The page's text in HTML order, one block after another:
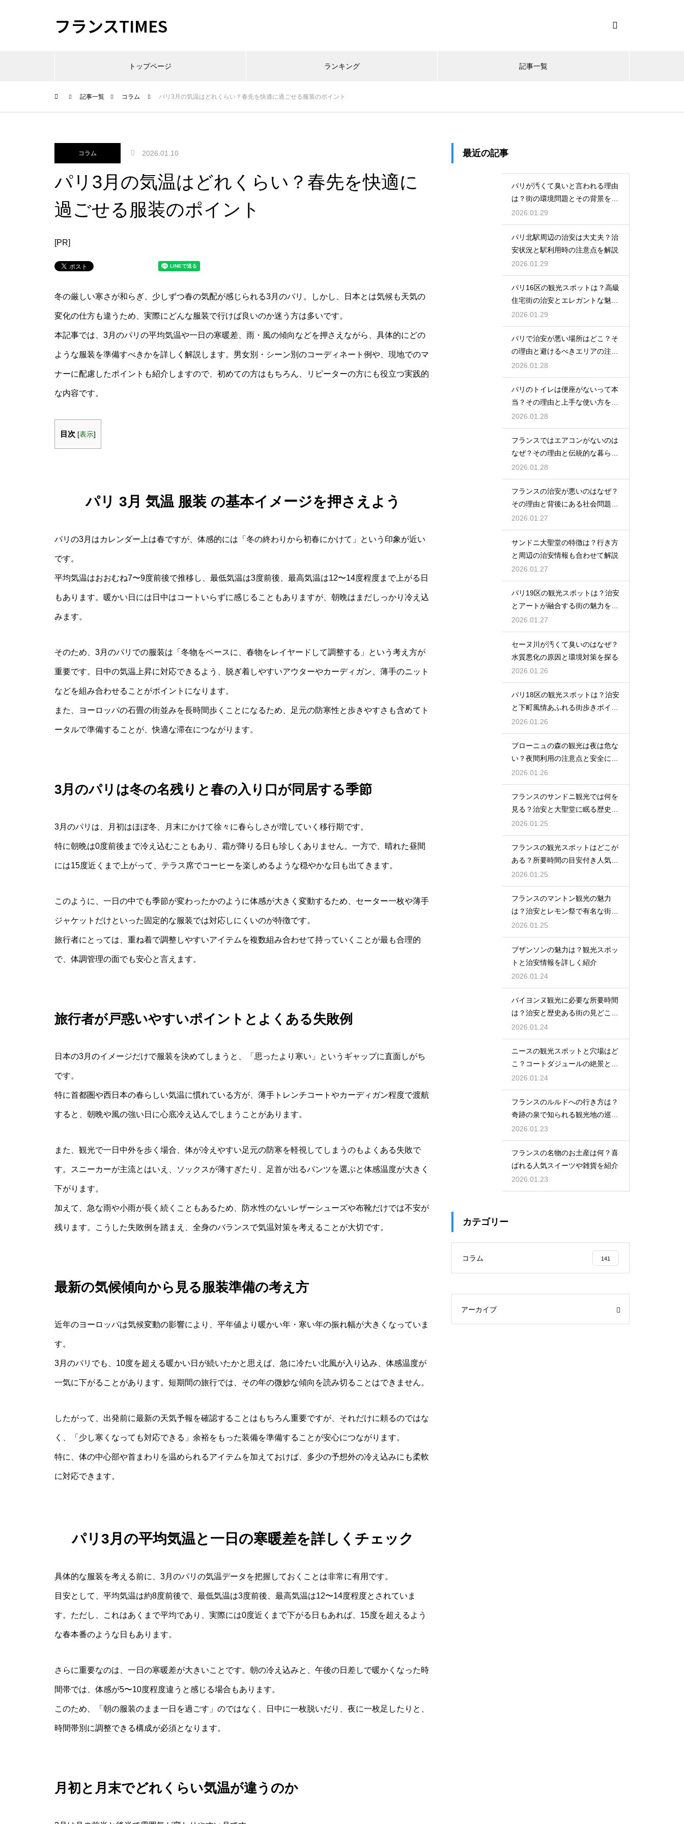
フランスTIMES
トップページ ランキング 記事一覧
記事一覧 コラム パリ3月の気温はどれくらい？春先を快適に過ごせる服装のポイント
コラム 2026.01.10
パリ3月の気温はどれくらい？春先を快適に
過ごせる服装のポイント
[PR]
冬の厳しい寒さが和らぎ、少しずつ春の気配が感じられる3月のパリ。しかし、日本とは気候も天気の
変化の仕方も違うため、実際にどんな服装で行けば良いのか迷う方は多いです。
本記事では、3月のパリの平均気温や一日の寒暖差、雨・風の傾向などを押さえながら、具体的にどの
ような服装を準備すべきかを詳しく解説します。男女別・シーン別のコーディネート例や、現地でのマ
ナーに配慮したポイントも紹介しますので、初めての方はもちろん、リピーターの方にも役立つ実践的
な内容です。
目次 [表示]
パリ 3月 気温 服装 の基本イメージを押さえよう
パリの3月はカレンダー上は春ですが、体感的には「冬の終わりから初春にかけて」という印象が近い
です。
平均気温はおおむね7〜9度前後で推移し、最低気温は3度前後、最高気温は12〜14度程度まで上がる日
もあります。暖かい日には日中はコートいらずに感じることもありますが、朝晩はまだしっかり冷え込
みます。
そのため、3月のパリでの服装は「冬物をベースに、春物をレイヤードして調整する」という考え方が
重要です。日中の気温上昇に対応できるよう、脱ぎ着しやすいアウターやカーディガン、薄手のニット
などを組み合わせることがポイントになります。
また、ヨーロッパの石畳の街並みを長時間歩くことになるため、足元の防寒性と歩きやすさも含めてト
ータルで準備することが、快適な滞在につながります。
3月のパリは冬の名残りと春の入り口が同居する季節
3月のパリは、月初はほぼ冬、月末にかけて徐々に春らしさが増していく移行期です。
特に朝晩は0度前後まで冷え込むこともあり、霜が降りる日も珍しくありません。一方で、晴れた昼間
には15度近くまで上がって、テラス席でコーヒーを楽しめるような穏やかな日も出てきます。
このように、一日の中でも季節が変わったかのように体感が大きく変動するため、セーター一枚や薄手
ジャケットだけといった固定的な服装では対応しにくいのが特徴です。
旅行者にとっては、重ね着で調整しやすいアイテムを複数組み合わせて持っていくことが最も合理的
で、体調管理の面でも安心と言えます。
旅行者が戸惑いやすいポイントとよくある失敗例
日本の3月のイメージだけで服装を決めてしまうと、「思ったより寒い」というギャップに直面しがち
です。
特に首都圏や西日本の春らしい気温に慣れている方が、薄手トレンチコートやカーディガン程度で渡航
すると、朝晩や風の強い日に心底冷え込んでしまうことがあります。
また、観光で一日中外を歩く場合、体が冷えやすい足元の防寒を軽視してしまうのもよくある失敗で
す。スニーカーが主流とはいえ、ソックスが薄すぎたり、足首が出るパンツを選ぶと体感温度が大きく
下がります。
加えて、急な雨や小雨が長く続くこともあるため、防水性のないレザーシューズや布靴だけでは不安が
残ります。こうした失敗例を踏まえ、全身のバランスで気温対策を考えることが大切です。
最新の気候傾向から見る服装準備の考え方
近年のヨーロッパは気候変動の影響により、平年値より暖かい年・寒い年の振れ幅が大きくなっていま
す。
3月のパリでも、10度を超える暖かい日が続いたかと思えば、急に冷たい北風が入り込み、体感温度が
一気に下がることがあります。短期間の旅行では、その年の微妙な傾向を読み切ることはできません。
したがって、出発前に最新の天気予報を確認することはもちろん重要ですが、それだけに頼るのではな
く、「少し寒くなっても対応できる」余裕をもった装備を準備することが安心につながります。
特に、体の中心部や首まわりを温められるアイテムを加えておけば、多少の予想外の冷え込みにも柔軟
に対応できます。
パリ3月の平均気温と一日の寒暖差を詳しくチェック
具体的な服装を考える前に、3月のパリの気温データを把握しておくことは非常に有用です。
目安として、平均気温は約8度前後で、最低気温は3度前後、最高気温は12〜14度程度とされていま
す。ただし、これはあくまで平均であり、実際には0度近くまで下がる日もあれば、15度を超えるよう
な春本番のような日もあります。
さらに重要なのは、一日の寒暖差が大きいことです。朝の冷え込みと、午後の日差しで暖かくなった時
間帯では、体感が5〜10度程度違うと感じる場合もあります。
このため、「朝の服装のまま一日を過ごす」のではなく、日中に一枚脱いだり、夜に一枚足したりと、
時間帯別に調整できる構成が必須となります。
月初と月末でどれくらい気温が違うのか
最近の記事
パリが汚くて臭いと言われる理由
は？街の環境問題とその背景を解
説
2026.01.29
パリ北駅周辺の治安は大丈夫？治
安状況と駅利用時の注意点を解説
2026.01.29
パリ16区の観光スポットは？高級
住宅街の治安とエレガントな魅力
を紹介
2026.01.29
パリで治安が悪い場所はどこ？そ
の理由と避けるべきエリアの注意
点
2026.01.28
パリのトイレは便座がないって本
当？その理由と上手な使い方を解
説
2026.01.28
フランスではエアコンがないのは
なぜ？その理由と伝統的な暮らし
の工夫を解説
2026.01.28
フランスの治安が悪いのはなぜ？
その理由と背後にある社会問題を
解説
2026.01.27
サンドニ大聖堂の特徴は？行き方
と周辺の治安情報も合わせて解説
2026.01.27
パリ19区の観光スポットは？治安
とアートが融合する街の魅力を紹
介
2026.01.27
セーヌ川が汚くて臭いのはなぜ？
水質悪化の原因と環境対策を探る
2026.01.26
パリ18区の観光スポットは？治安
と下町風情あふれる街歩きポイン
ト
2026.01.26
ブローニュの森の観光は夜は危な
い？夜間利用の注意点と安全に楽
しむ方法
2026.01.26
フランスのサンドニ観光では何を
見る？治安と大聖堂に眠る歴史を
紹介
2026.01.25
フランスの観光スポットはどこが
ある？所要時間の目安付き人気名
所リスト
2026.01.25
フランスのマントン観光の魅力
は？治安とレモン祭で有名な街を
紹介
2026.01.25
ブザンソンの魅力は？観光スポッ
トと治安情報を詳しく紹介
2026.01.24
バイヨンヌ観光に必要な所要時間
は？治安と歴史ある街の見どころ
を紹介
2026.01.24
ニースの観光スポットと穴場はど
こ？コートダジュールの絶景と隠
れスポットを紹介
2026.01.24
フランスのルルドへの行き方は？
奇跡の泉で知られる観光地の巡り
方を紹介
2026.01.23
フランスの名物のお土産は何？喜
ばれる人気スイーツや雑貨を紹介
2026.01.23
カテゴリー
コラム 141
アーカイブ